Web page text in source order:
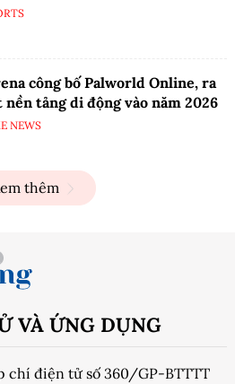
công bố Palworld Online, ra
nền tảng di động vào năm 2026
NEWS
thêm
VÀ ỨNG DỤNG
chí điện tử số 360/GP-BTTTT